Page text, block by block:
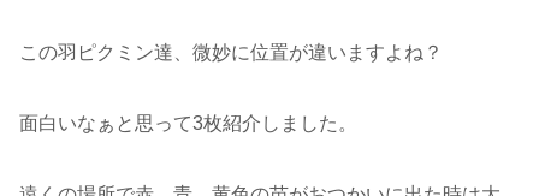
この羽ピクミン達、微妙に位置が違いますよね？
面白いなぁと思って3枚紹介しました。